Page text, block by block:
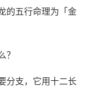
的五行命理为「金
？
分支，它用十二长